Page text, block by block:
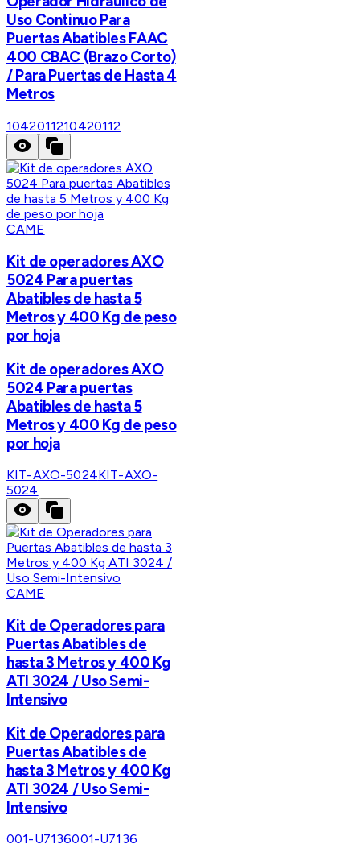
Uso Continuo Para
Puertas Abatibles FAAC
400 CBAC (Brazo Corto)
/ Para Puertas de Hasta 4
Metros
1042011210420112
CAME
Kit de operadores AXO
5024 Para puertas
Abatibles de hasta 5
Metros y 400 Kg de peso
por hoja
Kit de operadores AXO
5024 Para puertas
Abatibles de hasta 5
Metros y 400 Kg de peso
por hoja
KIT-AXO-5024KIT-AXO-
5024
CAME
Kit de Operadores para
Puertas Abatibles de
hasta 3 Metros y 400 Kg
ATI 3024 / Uso Semi-
Intensivo
Kit de Operadores para
Puertas Abatibles de
hasta 3 Metros y 400 Kg
ATI 3024 / Uso Semi-
Intensivo
001-U7136001-U7136